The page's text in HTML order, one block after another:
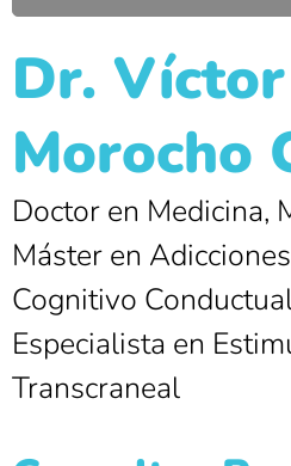
Dr. Víctor
Morocho
Doctor en Medicina,
Máster en
Cognitivo
Especialista en
Transcraneal